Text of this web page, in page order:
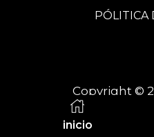
PÓLITICA
Copyright ©
inicio